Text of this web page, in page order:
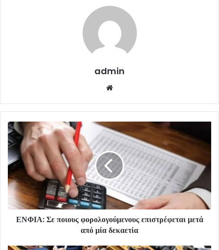
admin
ΕΝΦΙΑ: Σε ποιους φορολογούμενους επιστρέφεται μετά
από μία δεκαετία